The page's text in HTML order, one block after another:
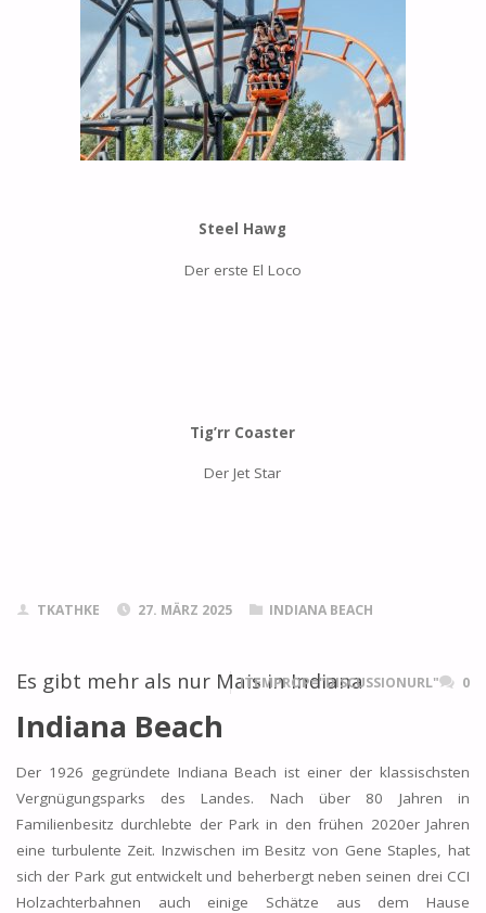
Steel Hawg
Der erste El Loco
Tig’rr Coaster
Der Jet Star
TKATHKE 27. MÄRZ 2025 INDIANA BEACH
Es gibt mehr als nur Mais in Indiana
ITEMPROP="DISCUSSIONURL" 0
Indiana Beach
Der 1926 gegründete Indiana Beach ist einer der klassischsten
Vergnügungsparks des Landes. Nach über 80 Jahren in
Familienbesitz durchlebte der Park in den frühen 2020er Jahren
eine turbulente Zeit. Inzwischen im Besitz von Gene Staples, hat
sich der Park gut entwickelt und beherbergt neben seinen drei CCI
Holzachterbahnen auch einige Schätze aus dem Hause